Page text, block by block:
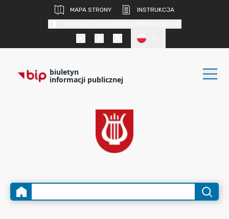
MAPA STRONY
INSTRUKCJA
biuletyn
informacji publicznej